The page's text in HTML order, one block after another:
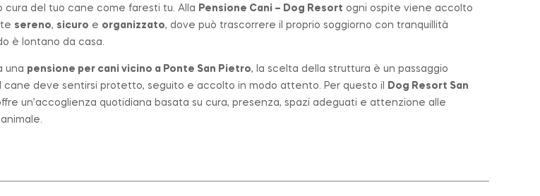
cura del tuo cane come faresti tu. Alla Pensione Cani – Dog Resort ogni ospite viene accolto
sereno, sicuro e organizzato, dove può trascorrere il proprio soggiorno con tranquillità
è lontano da casa.
una pensione per cani vicino a Ponte San Pietro, la scelta della struttura è un passaggio
cane deve sentirsi protetto, seguito e accolto in modo attento. Per questo il
Dog Resort San
un’accoglienza quotidiana basata su cura, presenza, spazi adeguati e attenzione alle